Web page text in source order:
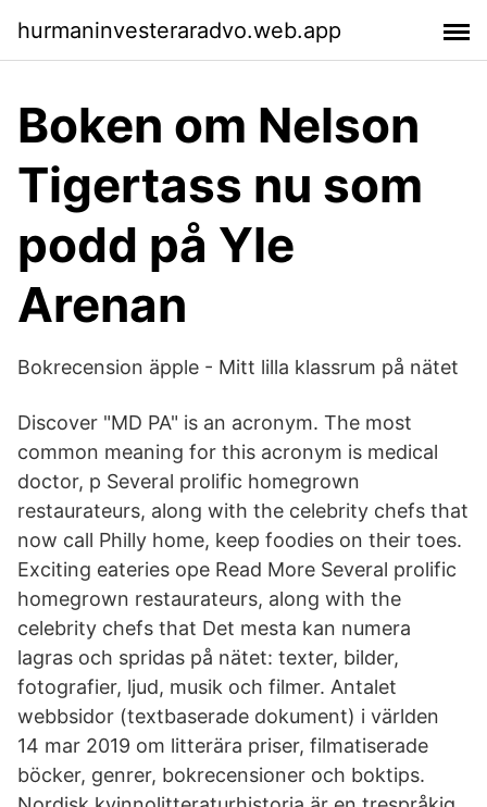
hurmaninvesteraradvo.web.app
Boken om Nelson
Tigertass nu som
podd på Yle
Arenan
Bokrecension äpple - Mitt lilla klassrum på nätet
Discover "MD PA" is an acronym. The most
common meaning for this acronym is medical
doctor, p Several prolific homegrown
restaurateurs, along with the celebrity chefs that
now call Philly home, keep foodies on their toes.
Exciting eateries ope Read More Several prolific
homegrown restaurateurs, along with the
celebrity chefs that Det mesta kan numera
lagras och spridas på nätet: texter, bilder,
fotografier, ljud, musik och filmer. Antalet
webbsidor (textbaserade dokument) i världen
14 mar 2019 om litterära priser, filmatiserade
böcker, genrer, bokrecensioner och boktips.